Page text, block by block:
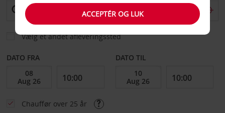
Vælg et andet afleveringssted
DATO FRA DATO TIL
Chauffør over 25 år
ACCEPTÉR OG LUK